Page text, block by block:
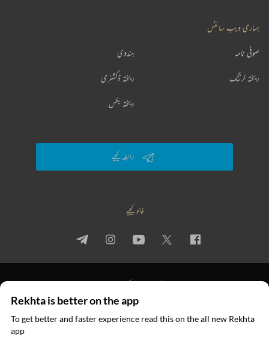
ہماری ویب سائٹس
ہندوی صوفی نامہ
ریختہ ڈکشنری ریختہ لرننگ
ریختہ بکس
رابطہ کیجیے
فالو کیجیے
© 2026 Rekhta™ Foundation. All rights reserved.
Rekhta is better on the app
To get better and faster experience read this on the all new Rekhta
app